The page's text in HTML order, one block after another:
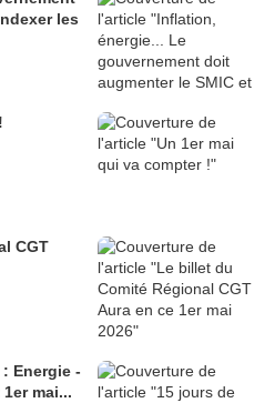
les
CGT
Energie -
mai...